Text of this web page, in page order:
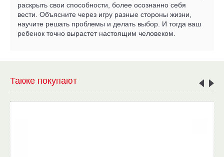
раскрыть свои способности, более осознанно себя
вести. Объясните через игру разные стороны жизни,
научите решать проблемы и делать выбор. И тогда ваш
ребенок точно вырастет настоящим человеком.
Также покупают